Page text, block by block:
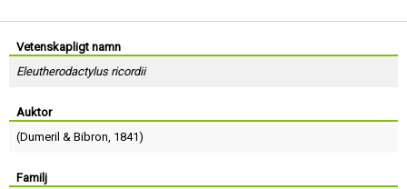
Vetenskapligt namn
Eleutherodactylus ricordii
Auktor
(Dumeril & Bibron, 1841)
Familj
Lösenord:
Terms of Service